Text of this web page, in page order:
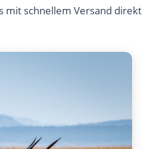
mit schnellem Versand direkt